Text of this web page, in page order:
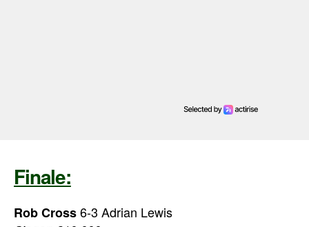
Finale:
Rob Cross6-3 Adrian Lewis